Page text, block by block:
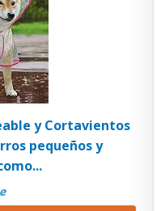
y Cortavientos
pequeños y